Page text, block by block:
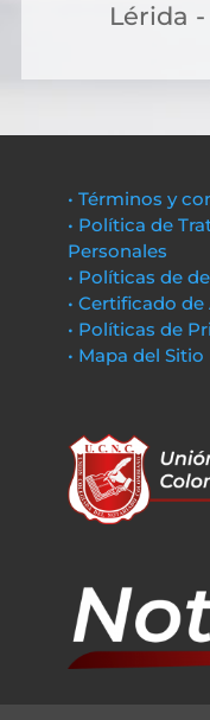
Lérida
• Términos y
• Política de
Personales
• Políticas de
• Certificado
• Políticas de
• Mapa del Sitio